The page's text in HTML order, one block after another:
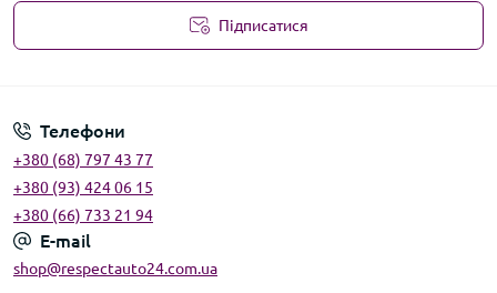
Підписатися
Телефони
+380 (68) 797 43 77
+380 (93) 424 06 15
+380 (66) 733 21 94
E-mail
shop@respectauto24.com.ua